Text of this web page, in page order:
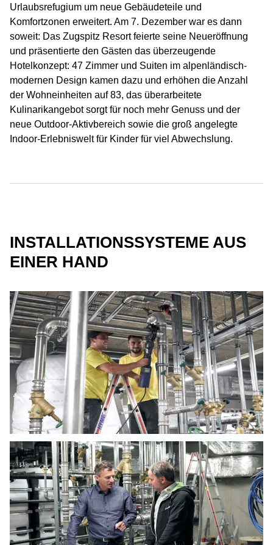
Urlaubsrefugium um neue Gebäudeteile und
Komfortzonen erweitert. Am 7. Dezember war es dann
soweit: Das Zugspitz Resort feierte seine Neueröffnung
und präsentierte den Gästen das überzeugende
Hotelkonzept: 47 Zimmer und Suiten im alpenländisch-
modernen Design kamen dazu und erhöhen die Anzahl
der Wohneinheiten auf 83, das überarbeitete
Kulinarikangebot sorgt für noch mehr Genuss und der
neue Outdoor-Aktivbereich sowie die groß angelegte
Indoor-Erlebniswelt für Kinder für viel Abwechslung.
INSTALLATIONSSYSTEME AUS
EINER HAND